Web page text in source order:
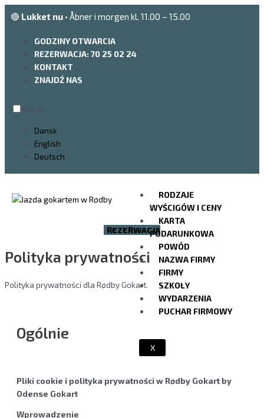
Przejdź
do🔴 Lukket nu • Åbner i morgen kl. 11.00 – 15.00
GODZINY OTWARCIA
REZERWACJA: 70 25 02 24
KONTAKT
ZNAJDŹ NAS
Dansk
English
Deutsch
RODZAJE
WYŚCIGÓW I CENY
KARTA
PODARUNKOWA
POWÓD
NAZWA FIRMY
FIRMY
SZKOŁY
WYDARZENIA
PUCHAR FIRMOWY
X
REZERWACJA
Polityka prywatności
Polityka prywatności dla Rødby Gokart.
Ogólnie
Pliki cookie i polityka prywatności w Rødby Gokart by
Odense Gokart
Wprowadzenie